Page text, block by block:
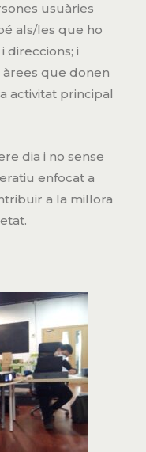
usuàries
als/les que ho
direccions; i
que donen
activitat principal
dia i no sense
enfocat a
a la millora